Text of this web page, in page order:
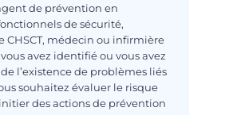
de prévention en
de sécurité,
CHSCT, médecin ou infirmière
avez identifié ou vous avez
l’existence de problèmes liés
souhaitez évaluer le risque
des actions de prévention